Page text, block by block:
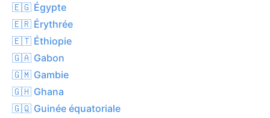
🇪🇬 Égypte
🇪🇷 Érythrée
🇪🇹 Éthiopie
🇬🇦 Gabon
🇬🇲 Gambie
🇬🇭 Ghana
🇬🇶 Guinée équatoriale